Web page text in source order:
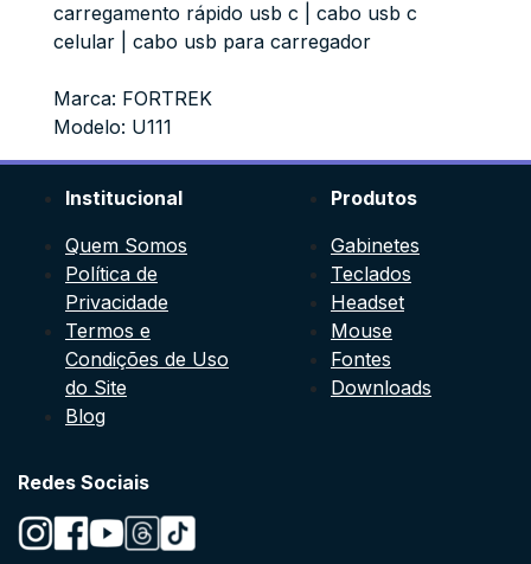
carregamento rápido usb c | cabo usb c
celular | cabo usb para carregador
Marca: FORTREK
Modelo: U111
Institucional
Quem Somos
Política de
Privacidade
Termos e
Condições de Uso
do Site
Blog
Produtos
Gabinetes
Teclados
Headset
Mouse
Fontes
Downloads
Redes Sociais